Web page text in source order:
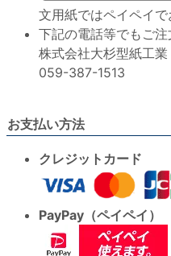
文用紙ではペイペイで
下記の電話等でもご注
株式会社大杉型紙
059-387-1513
お支払い方法
クレジットカード
PayPay（ペイペイ）